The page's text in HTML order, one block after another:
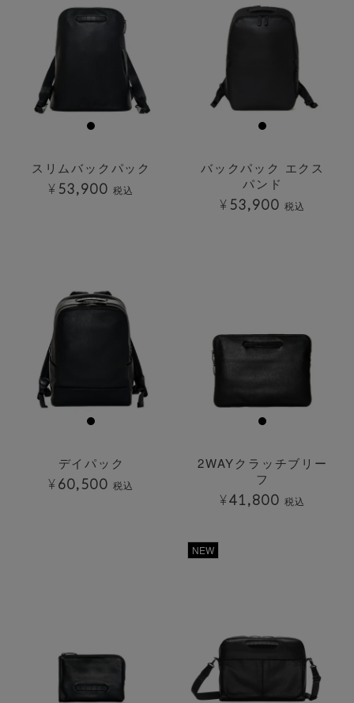
スリムバックパック
¥ 53,900 税込
バックパック エクス
パンド
¥ 53,900 税込
デイパック
¥60,500 税込
2WAYクラッチブリー
フ
¥41,800 税込
NEW